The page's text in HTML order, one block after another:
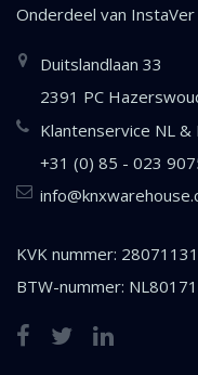
Onderdeel van InstaVer
Duitslandlaan 33
2391 PC
Klantenservice NL &
+31 (0) 85 - 023
KVK nummer: 28071131
BTW-nummer: